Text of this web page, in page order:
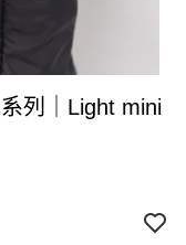
列｜Light mini